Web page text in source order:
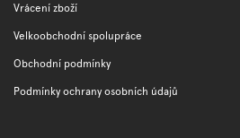
Vrácení zboží
Velkoobchodní spolupráce
Obchodní podmínky
Podmínky ochrany osobních údajů